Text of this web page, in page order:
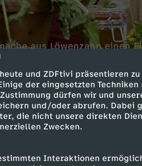
und ZDFtivi präsentieren
der eingesetzten
dürfen wir und
und/oder abrufen. Dabei
die nicht unsere direkten
Zwecken.
Interaktionen
aus Löwenzahn einen
seinen Lehrer zu
die Pflanzen-
Audiodeskription